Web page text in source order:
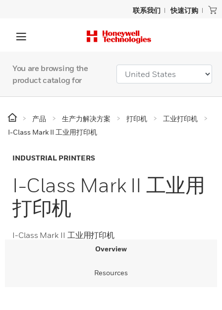
联系我们 快速订购
You are browsing the
product catalog for
产品 生产力解决方案 打印机
工业打印机
I-Class Mark II 工业用打印机
INDUSTRIAL PRINTERS
I-Class Mark II 工业用
打印机
I-Class Mark II 工业用打印机
Overview
Resources